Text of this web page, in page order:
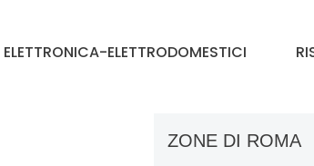
ELETTRONICA-ELETTRODOMESTICI
ZONE DI ROMA